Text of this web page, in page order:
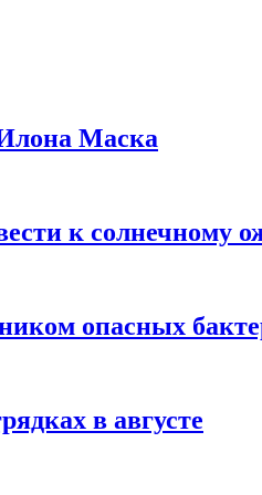
Маска
к солнечному
опасных
в августе